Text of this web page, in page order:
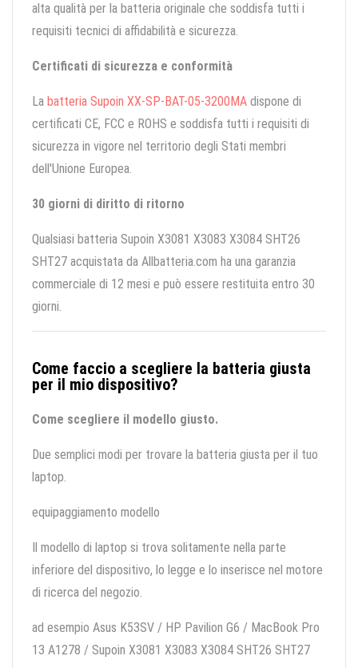
alta qualità per la batteria originale che soddisfa tutti i
requisiti tecnici di affidabilità e sicurezza.
Certificati di sicurezza e conformità
La batteria Supoin XX-SP-BAT-05-3200MA dispone di
certificati CE, FCC e ROHS e soddisfa tutti i requisiti di
sicurezza in vigore nel territorio degli Stati membri
dell'Unione Europea.
30 giorni di diritto di ritorno
Qualsiasi batteria Supoin X3081 X3083 X3084 SHT26
SHT27 acquistata da Allbatteria.com ha una garanzia
commerciale di 12 mesi e può essere restituita entro 30
giorni.
Come faccio a scegliere la batteria giusta
per il mio dispositivo?
Come scegliere il modello giusto.
Due semplici modi per trovare la batteria giusta per il tuo
laptop.
equipaggiamento modello
Il modello di laptop si trova solitamente nella parte
inferiore del dispositivo, lo legge e lo inserisce nel motore
di ricerca del negozio.
ad esempio Asus K53SV / HP Pavilion G6 / MacBook Pro
13 A1278 / Supoin X3081 X3083 X3084 SHT26 SHT27